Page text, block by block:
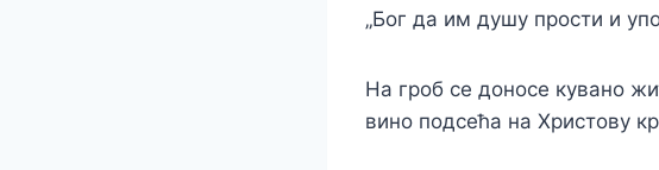
„Бог да им душу прости и
На гроб се доносе кувано
вино подсећа на Христову